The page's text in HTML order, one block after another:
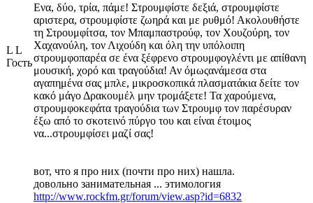
L L
Гость
Ενα, δύο, τρία, πάμε! Στρουμφίστε δεξιά, στρουμφίστε
αριστερα, στρουμφίστε ζωηρά και με ρυθμό! Ακολουθήστε
τη Στρουμφίτσα, τον Μπαμπαστρούφ, τον Χουζούρη, τον
Χαχανούλη, τον Λιχούδη και όλη την υπόλοιπη
στρουμφοπαρέα σε ένα ξέφρενο στρουμφογλέντι με απίθανη
μουσική, χορό και τραγούδια! Αν όμωςανάμεσα στα
αγαπημένα σας μπλε, μικροσκοπικά πλασματάκια δείτε τον
κακό μάγο Δρακουμέλ μην τρομάξετε! Τα χαρούμενα,
στρουμφοκεφάτα τραγούδια των Στρουμφ τον παρέσυραν
έξω από το σκοτεινό πύργο του και είναι έτοιμος
να...στρουμφίσει μαζί σας!
вот, что я про них (почти про них) нашла.
довольно занимательная ... этимология
http://www.rockfm.gr/forum/view.asp?id=6832